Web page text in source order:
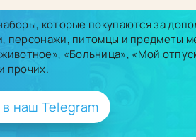
которые покупаются за
персонажи, питомцы и предметы
«Больница», «Мой
прочих.
наш Telegram